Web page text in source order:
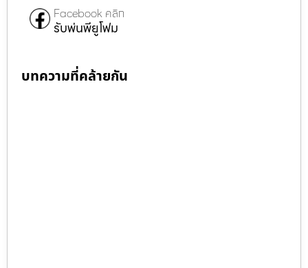
Facebook คลิก
รับพ่นพียูโฟม
บทความที่คล้ายกัน